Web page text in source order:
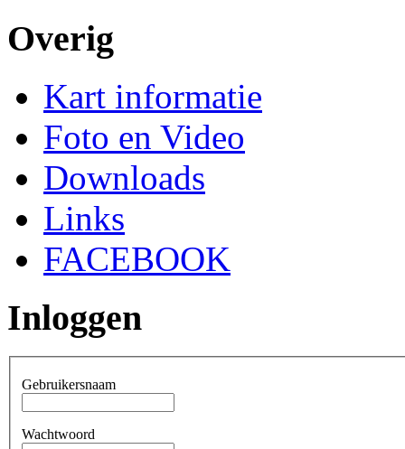
Overig
Kart informatie
Foto en Video
Downloads
Links
FACEBOOK
Inloggen
Gebruikersnaam
Wachtwoord